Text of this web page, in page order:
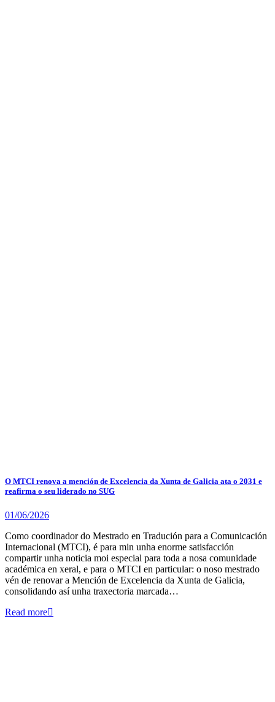
O MTCI renova a mención de Excelencia da Xunta de Galicia ata o 2031 e
reafirma o seu liderado no SUG
01/06/2026
Como coordinador do Mestrado en Tradución para a Comunicación
Internacional (MTCI), é para min unha enorme satisfacción
compartir unha noticia moi especial para toda a nosa comunidade
académica en xeral, e para o MTCI en particular: o noso mestrado
vén de renovar a Mención de Excelencia da Xunta de Galicia,
consolidando así unha traxectoria marcada…
Read more